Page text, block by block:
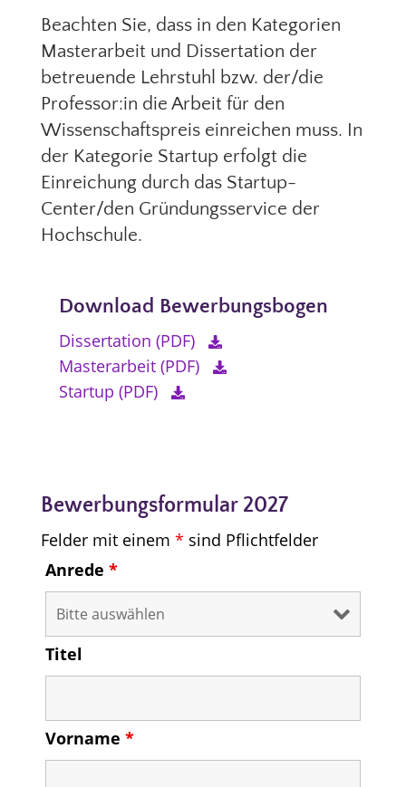
Beachten Sie, dass in den Kategorien
Masterarbeit und Dissertation der
betreuende Lehrstuhl bzw. der/die
Professor:in die Arbeit für den
Wissenschaftspreis einreichen muss. In
der Kategorie Startup erfolgt die
Einreichung durch das Startup-
Center/den Gründungsservice der
Hochschule.
Download Bewerbungsbogen
Dissertation (PDF)
Masterarbeit (PDF)
Startup (PDF)
Bewerbungsformular 2027
Felder mit einem * sind Pflichtfelder
Anrede *
Titel
Vorname *